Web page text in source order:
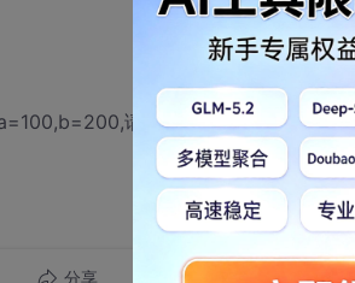
请写出method方法的代码.
分享 转发到动态 举报